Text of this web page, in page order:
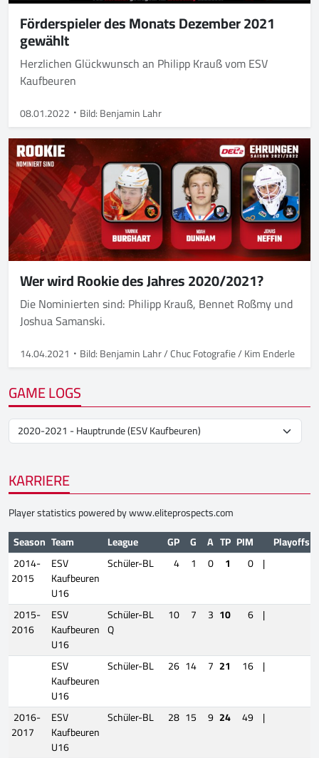
Förderspieler des Monats Dezember 2021
gewählt
Herzlichen Glückwunsch an Philipp Krauß vom ESV
Kaufbeuren
08.01.2022 Bild: Benjamin Lahr
Wer wird Rookie des Jahres 2020/2021?
Die Nominierten sind: Philipp Krauß, Bennet Roßmy und
Joshua Samanski.
14.04.2021 Bild: Benjamin Lahr / Chuc Fotografie / Kim Enderle
GAME LOGS
KARRIERE
Player statistics powered bywww.eliteprospects.com
Season Team League GP G A TP PIM
Playoffs
2014-
2015
ESV
Kaufbeuren
U16
Schüler-BL 4 1 0 1 0 |
2015-
2016
ESV
Kaufbeuren
U16
Schüler-BL
Q
10 7 3 10 6 |
ESV
Kaufbeuren
U16
Schüler-BL 26 14 7 21 16 |
2016-
2017
ESV
Kaufbeuren
U16
Schüler-BL 28 15 9 24 49 |